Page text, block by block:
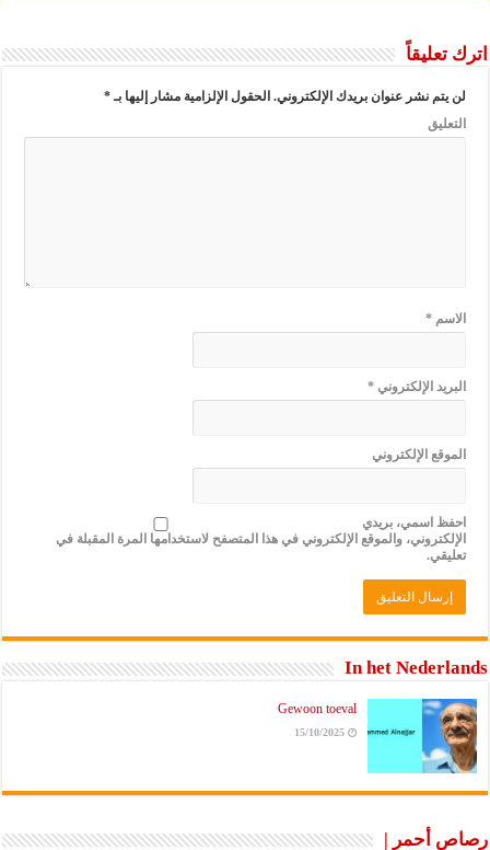
اترك تعليقاً
لن يتم نشر عنوان بريدك الإلكتروني. الحقول الإلزامية مشار إليها بـ*
التعليق
الاسم*
البريد الإلكتروني*
الموقع الإلكتروني
احفظ اسمي، بريدي
الإلكتروني، والموقع الإلكتروني في هذا المتصفح لاستخدامها المرة المقبلة في
تعليقي.
In het Nederlands
Gewoon toeval
15/10/2025
رصاص أحمر |